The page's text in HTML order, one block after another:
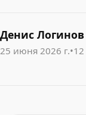
Денис Логинов
25 июня 2026 г.•